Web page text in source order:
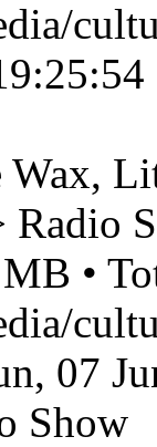
Radio
•
07
Show